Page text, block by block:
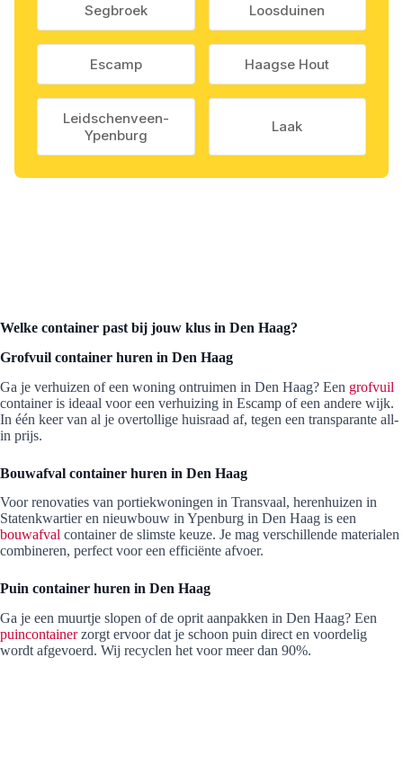
Segbroek Loosduinen
Escamp Haagse Hout
Leidschenveen-
Ypenburg
Laak
Welke container past bij jouw klus in Den Haag?
Grofvuil container huren in Den Haag
Ga je verhuizen of een woning ontruimen in Den Haag? Een grofvuil
container is ideaal voor een verhuizing in Escamp of een andere wijk.
In één keer van al je overtollige huisraad af, tegen een transparante all-
in prijs.
Bouwafval container huren in Den Haag
Voor renovaties van portiekwoningen in Transvaal, herenhuizen in
Statenkwartier en nieuwbouw in Ypenburg in Den Haag is een
bouwafval container de slimste keuze. Je mag verschillende materialen
combineren, perfect voor een efficiënte afvoer.
Puin container huren in Den Haag
Ga je een muurtje slopen of de oprit aanpakken in Den Haag? Een
puincontainerzorgt ervoor dat je schoon puin direct en voordelig
wordt afgevoerd. Wij recyclen het voor meer dan 90%.